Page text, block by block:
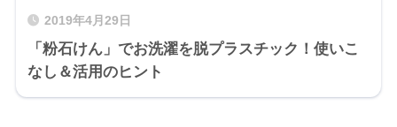
2019年4月29日
「粉石けん」でお洗濯を脱プラスチック！使いこ
なし＆活用のヒント